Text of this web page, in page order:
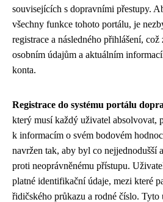
souvisejících s dopravními přestupy.
všechny funkce tohoto portálu, je
registrace a následného přihlášení,
osobním údajům a aktuálním
konta.
Registrace do systému portálu
který musí každý uživatel absolvovat,
k informacím o svém bodovém
navržen tak, aby byl co nejjednodušší
proti neoprávněnému přístupu.
platné identifikační údaje, mezi které
řidičského průkazu a rodné číslo. Tyto